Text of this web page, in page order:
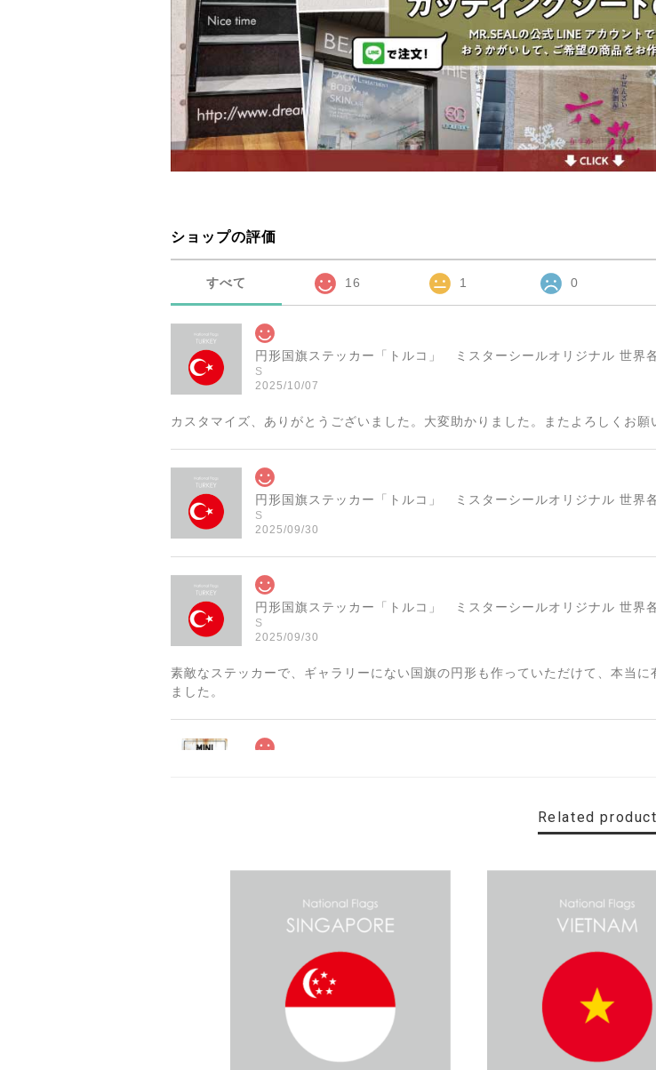
ショップの評価
すべて 16 1 0
S
2025/10/07
カスタマイズ、ありがとうございました。大変助かりました。またよろしくお願
S
2025/09/30
S
2025/09/30
素敵なステッカーで、ギャラリーにない国旗の円形も作っていただけて、本当
ました。
貼れる！はがせる！！室名カッティングシート「TOILET」
マットブラック（つや消し）
2023/02/17
Related product